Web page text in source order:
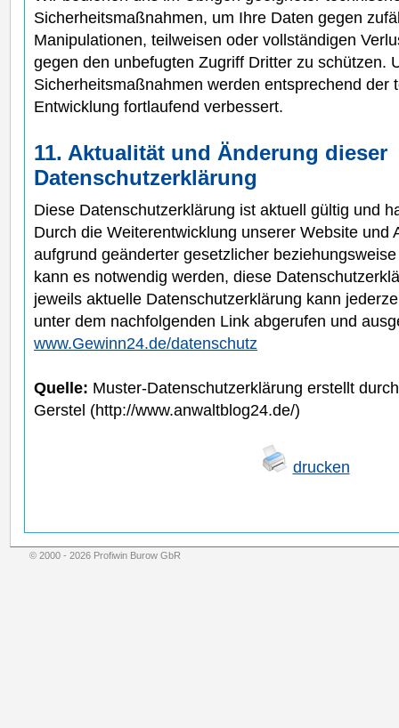
Sicherheitsmaßnahmen, um Ihre Daten gegen
Manipulationen, teilweisen oder vollständigen
gegen den unbefugten Zugriff Dritter zu schützen.
Sicherheitsmaßnahmen werden entsprechend der
Entwicklung fortlaufend verbessert.
11. Aktualität und Änderung dieser
Datenschutzerklärung
Diese Datenschutzerklärung ist aktuell gültig und
Durch die Weiterentwicklung unserer Website und
aufgrund geänderter gesetzlicher
kann es notwendig werden, diese
jeweils aktuelle Datenschutzerklärung kann
unter dem nachfolgenden Link abgerufen und
www.Gewinn24.de/datenschutz
Quelle: Muster-Datenschutzerklärung erstellt
Gerstel (http://www.anwaltblog24.de/)
drucken
© 2000 - 2026 Profiwin Burow GbR